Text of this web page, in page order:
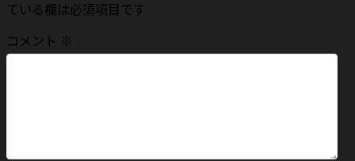
ている欄は必須項目です
コメント ※